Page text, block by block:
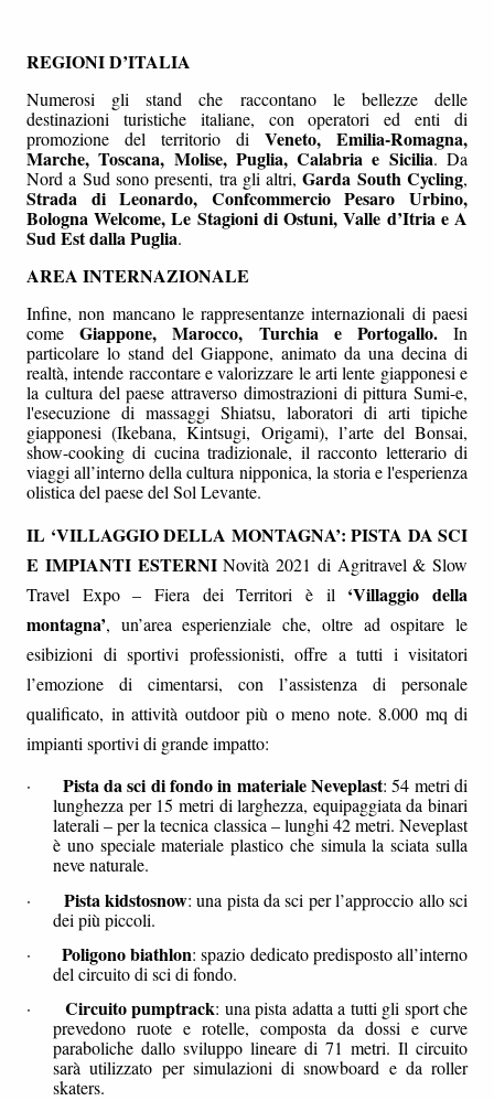
REGIONI D’ITALIA
Numerosi gli stand che raccontano le bellezze delle
destinazioni turistiche italiane, con operatori ed enti di
promozione del territorio di Veneto, Emilia-Romagna,
Marche, Toscana, Molise, Puglia, Calabria e Sicilia. Da
Nord a Sud sono presenti, tra gli altri,Garda South Cycling,
Strada di Leonardo, Confcommercio Pesaro Urbino,
Bologna Welcome, Le Stagioni di Ostuni, Valle d’Itria e A
Sud Est dalla Puglia.
AREA INTERNAZIONALE
Infine, non mancano le rappresentanze internazionali di paesi
come Giappone, Marocco, Turchia e Portogallo.In
particolare lo stand del Giappone, animato da una decina di
realtà, intende raccontare e valorizzare le arti lente giapponesi e
la cultura del paese attraverso dimostrazioni di pittura Sumi-e,
l'esecuzione di massaggi Shiatsu, laboratori di arti tipiche
giapponesi (Ikebana, Kintsugi, Origami), l’arte del Bonsai,
show-cooking di cucina tradizionale, il racconto letterario di
viaggi all’interno della cultura nipponica, la storia e l'esperienza
olistica del paese del Sol Levante.
IL ‘VILLAGGIO DELLA MONTAGNA’: PISTA DA SCI
E IMPIANTI ESTERNINovità 2021 di Agritravel & Slow
Travel Expo – Fiera dei Territori è il ‘Villaggio della
montagna’, un’area esperienziale che, oltre ad ospitare le
esibizioni di sportivi professionisti, offre a tutti i visitatori
l’emozione di cimentarsi, con l’assistenza di personale
qualificato, in attività outdoor più o meno note. 8.000 mq di
impianti sportivi di grande impatto:
·
Pista da sci di fondo in materiale Neveplast: 54 metri di
lunghezza per 15 metri di larghezza, equipaggiata da binari
laterali – per la tecnica classica – lunghi 42 metri. Neveplast
è uno speciale materiale plastico che simula la sciata sulla
neve naturale.
·
Pista kidstosnow: una pista da sci per l’approccio allo sci
dei più piccoli.
·
Poligono biathlon: spazio dedicato predisposto all’interno
del circuito di sci di fondo.
·
Circuito pumptrack: una pista adatta a tutti gli sport che
prevedono ruote e rotelle, composta da dossi e curve
paraboliche dallo sviluppo lineare di 71 metri. Il circuito
sarà utilizzato per simulazioni di snowboard e da roller
skaters.